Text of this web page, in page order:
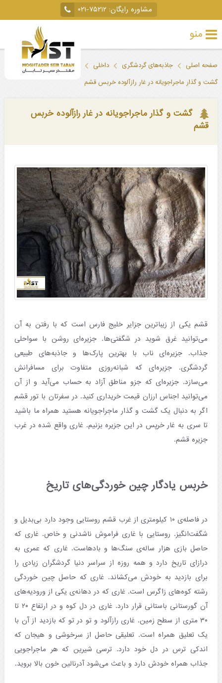
مشاوره رایگان: ۰۲۱-۷۵۲۱۲
منو
داخلی
آخری
جاذبه‌های
گردشگری
صفحه اصلی جاذبه‌های گردشگری داخلی
قشم
گشت و گذار ماجراجویانه در غار رازآلوده خربس قشم
گشت و گذار ماجراجویانه در غار رازآلوده خربس
قشم
قشم یکی از زیباترین جزایر خلیج فارس است که با رفتن به آن
می‌توانید غرق شوید در شگفتی‌ها. جزیره‌ای روشن با سواحلی
جذاب. جزیره‌ای ناب با بهترین پارک‌ها و جاذبه‌های طبیعی
گردشگری. جزیره‌ای که شبانه‌روزی متفاوت برای مسافرانش
می‌سازد. جزیره‌ای که جزو مناطق آزاد به حساب می‌آید و از آن
می‌توانید اجناس ارزان قیمت خریداری کنید. در سفرتان با تور قشم
اگر به دنبال یک گشت و گذار ماجراجویانه هستید همراه ما باشید
تا سری به غار خرپس در این جزیره بزنیم. غاری واقع شده در غرب
جزیره قشم.
خربس یادگار چین خوردگی‌های تاریخ
در فاصله‌ی ۱۰ کیلومتری از غرب قشم روستایی وجود دارد بی‌بدیل و
شگفت‌انگیز. روستایی با غاری فراموش ناشدنی و خاص. غاری که
حاصل بازی هزار ساله‌ی سنگ‌ها و بادهاست. غاری که عمری به
درازای تاریخ دارد و همه روزه از سراسر دنیا گردشگران زیادی را
برای بازدید به خودش می‌کشاند. غاری که حاصل چین خوردگی
رشته کوه‌های زاگرس است. غاری که در دهانه‌ی یکی از ورودیه‌های
آن گورستانی باستانی قرار دارد. غاری در دل کوه و در ارتفاع ۲۰ تا
۳۰ متری از سطح زمین. غاری رازآلود و تو در تو که بازدید از آن با
یک تعلیق همراه است. تعلیقی حاصل از سرخوشی و هیجان که
اندکی ترس در دل خود دارد. ترسی شیرین که هر ماجراجویی
جذاب همراه خودش دارد و باعث می‌شود آدرنالین خون بالا بروید.